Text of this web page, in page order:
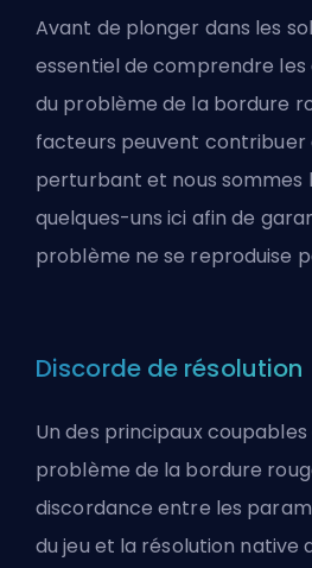
Avant de plonger dans les
essentiel de comprendre
du problème de la bordure
facteurs peuvent contribuer
perturbant et nous sommes
quelques-uns ici afin de
problème ne se reproduise
Discorde de résolution
Un des principaux
problème de la bordure
discordance entre les
du jeu et la résolution native